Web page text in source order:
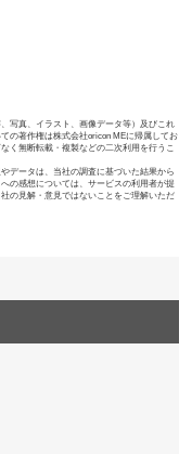
写真、イラスト、画像データ等）及びこれ
の著作権は株式会社oricon MEに帰属してお
く無断転載・複製などの二次利用を行うこ
データは、当社の調査に基づいた結果から
の感想については、サービスの利用者が提
の見解・意見ではないことをご理解いただ